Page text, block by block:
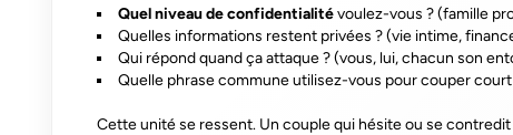
Quel niveau de confidentialitévoulez-vous ? (famille
Quelles informations restent privées ? (vie intime,
Qui répond quand ça attaque ? (vous, lui, chacun son
Quelle phrase commune utilisez-vous pour couper court
Cette unité se ressent. Un couple qui hésite ou se